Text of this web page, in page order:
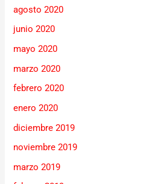
agosto 2020
junio 2020
mayo 2020
marzo 2020
febrero 2020
enero 2020
diciembre 2019
noviembre 2019
marzo 2019